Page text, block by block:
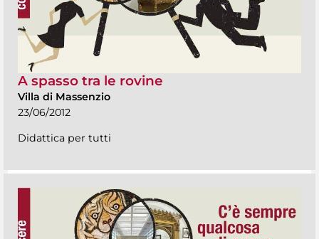
A spasso tra le rovine
Villa di Massenzio
23/06/2012
Didattica per tutti